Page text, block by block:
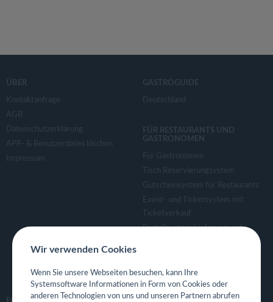
ÜBER
Kontaktanfrage
AGB
Datenschutzerklärung
APP- & Benutzerdaten löschen
Impressum
GASTROGUIDE
Deutschland
FÜR RESTAURANTS UND
GASTRONOMEN
Für Gastronomen
Tisch Reservierungsystem
Gutscheinsystem für Restaurants
Event- und Ticketsystem mit
Ticketverkauf
Bestellsystem Lieferung und
Eigene App für Restaurant
Wir verwenden Cookies
Wenn Sie unsere Webseiten besuchen, kann Ihre
Systemsoftware Informationen in Form von Cookies oder
anderen Technologien von uns und unseren Partnern abrufen